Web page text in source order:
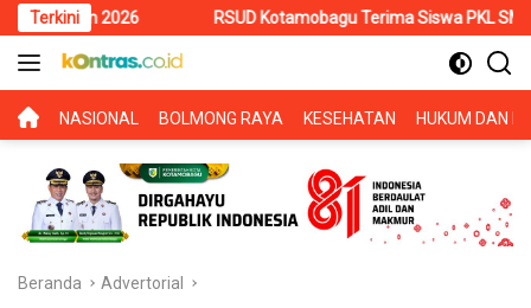
Langsung
ke
konten
Terkini RSUD Kotamobagu Terima Siswa PKL SMK
BERANDA
NASIONAL BOLMONG RAYA KESEHATAN HUKUM DAN
Beranda Advertorial